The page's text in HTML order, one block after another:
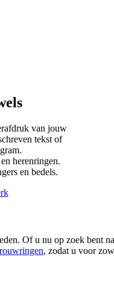
van jouw
tekst of
herenringen.
en bedels.
Of u nu op zoek bent
, zodat u voor